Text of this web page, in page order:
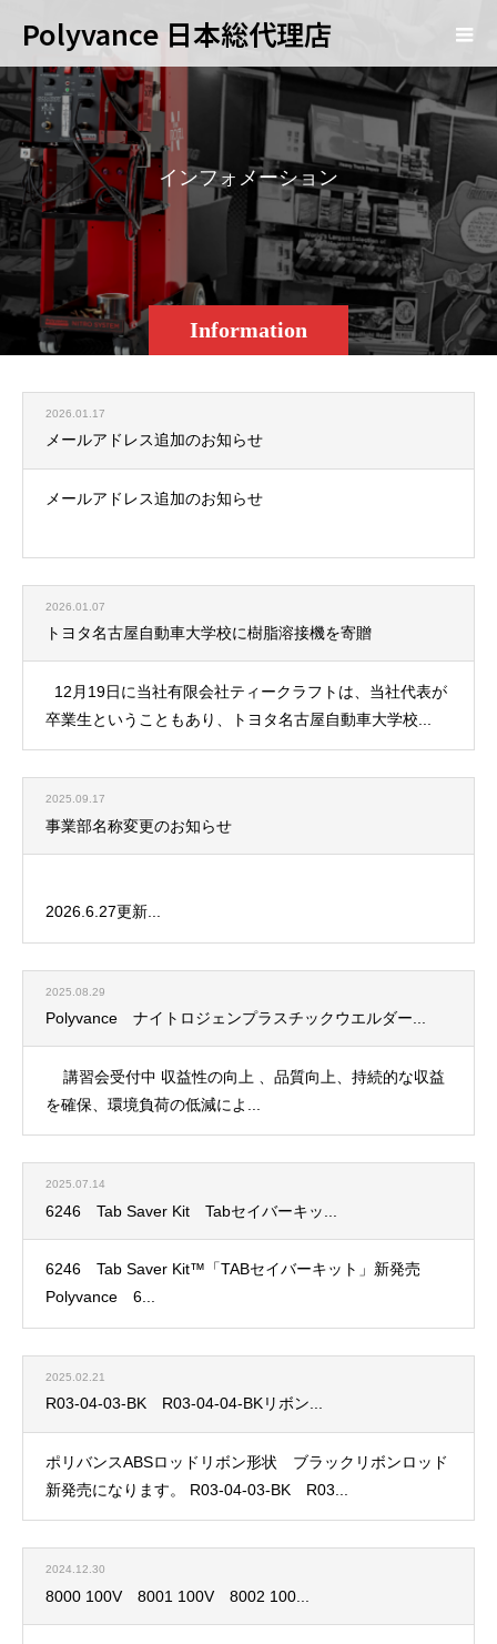
Polyvance 日本総代理店
Information
イ ンフォ メーション
2026.01.17
メールアドレス追加のお知らせ
メールアドレス追加のお知らせ
2026.01.07
トヨタ名古屋自動車大学校に樹脂溶接機を寄贈
12月19日に当社有限会社ティークラフトは、当社代表が
卒業生ということもあり、トヨタ名古屋自動車大学校...
2025.09.17
事業部名称変更のお知らせ
2026.6.27更新...
2025.08.29
Polyvance ナイトロジェンプラスチックウエルダー...
講習会受付中 収益性の向上 、品質向上、持続的な収益
を確保、環境負荷の低減によ...
2025.07.14
6246 Tab Saver Kit Tabセイバーキッ...
6246 Tab Saver Kit™「TABセイバーキット」新発売
Polyvance 6...
2025.02.21
R03-04-03-BK R03-04-04-BKリボン...
ポリバンスABSロッドリボン形状 ブラックリボンロッド
新発売になります。 R03-04-03-BK R03...
2024.12.30
8000 100V 8001 100V 8002 100...